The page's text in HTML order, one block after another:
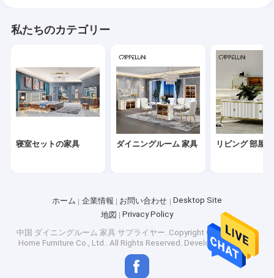
私たちのカテゴリー
寝室セットの家具 ダイニングルーム 家具 リビング 部屋
ホーム 企業情報 お問い合わせ
Desktop Site
地図
Privacy Policy
中国 ダイニングルーム 家具 サプライヤー. Copyright © 2026 Bonvia
Home Furniture Co., Ltd.. All Rights Reserved. Developed by ECER